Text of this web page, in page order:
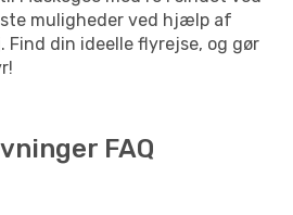
muligheder ved hjælp af
Find din ideelle flyrejse, og gør
FAQ